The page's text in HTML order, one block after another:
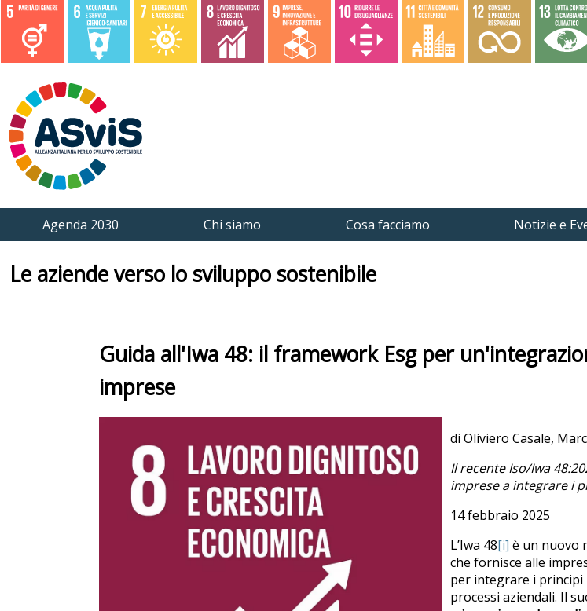
Agenda 2030 Chi siamo Cosa facciamo Notizie e
Le aziende verso lo sviluppo sostenibile
Guida all'Iwa 48: il framework Esg per
imprese
di Oliviero Casale,
Il recente Iso/Iwa
imprese a integrare i
14 febbraio 2025
L’Iwa 48[i] è un nuovo
che fornisce alle
per integrare i principi
processi aziendali. Il